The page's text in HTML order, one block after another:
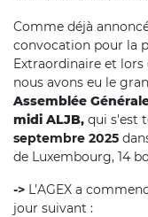
Comme déjà
convocation pour la
Extraordinaire et
nous avons eu le
Assemblée
midi ALJB, qui s'est
septembre 2025
de Luxembourg, 14
-> L’AGEX a
jour suivant :